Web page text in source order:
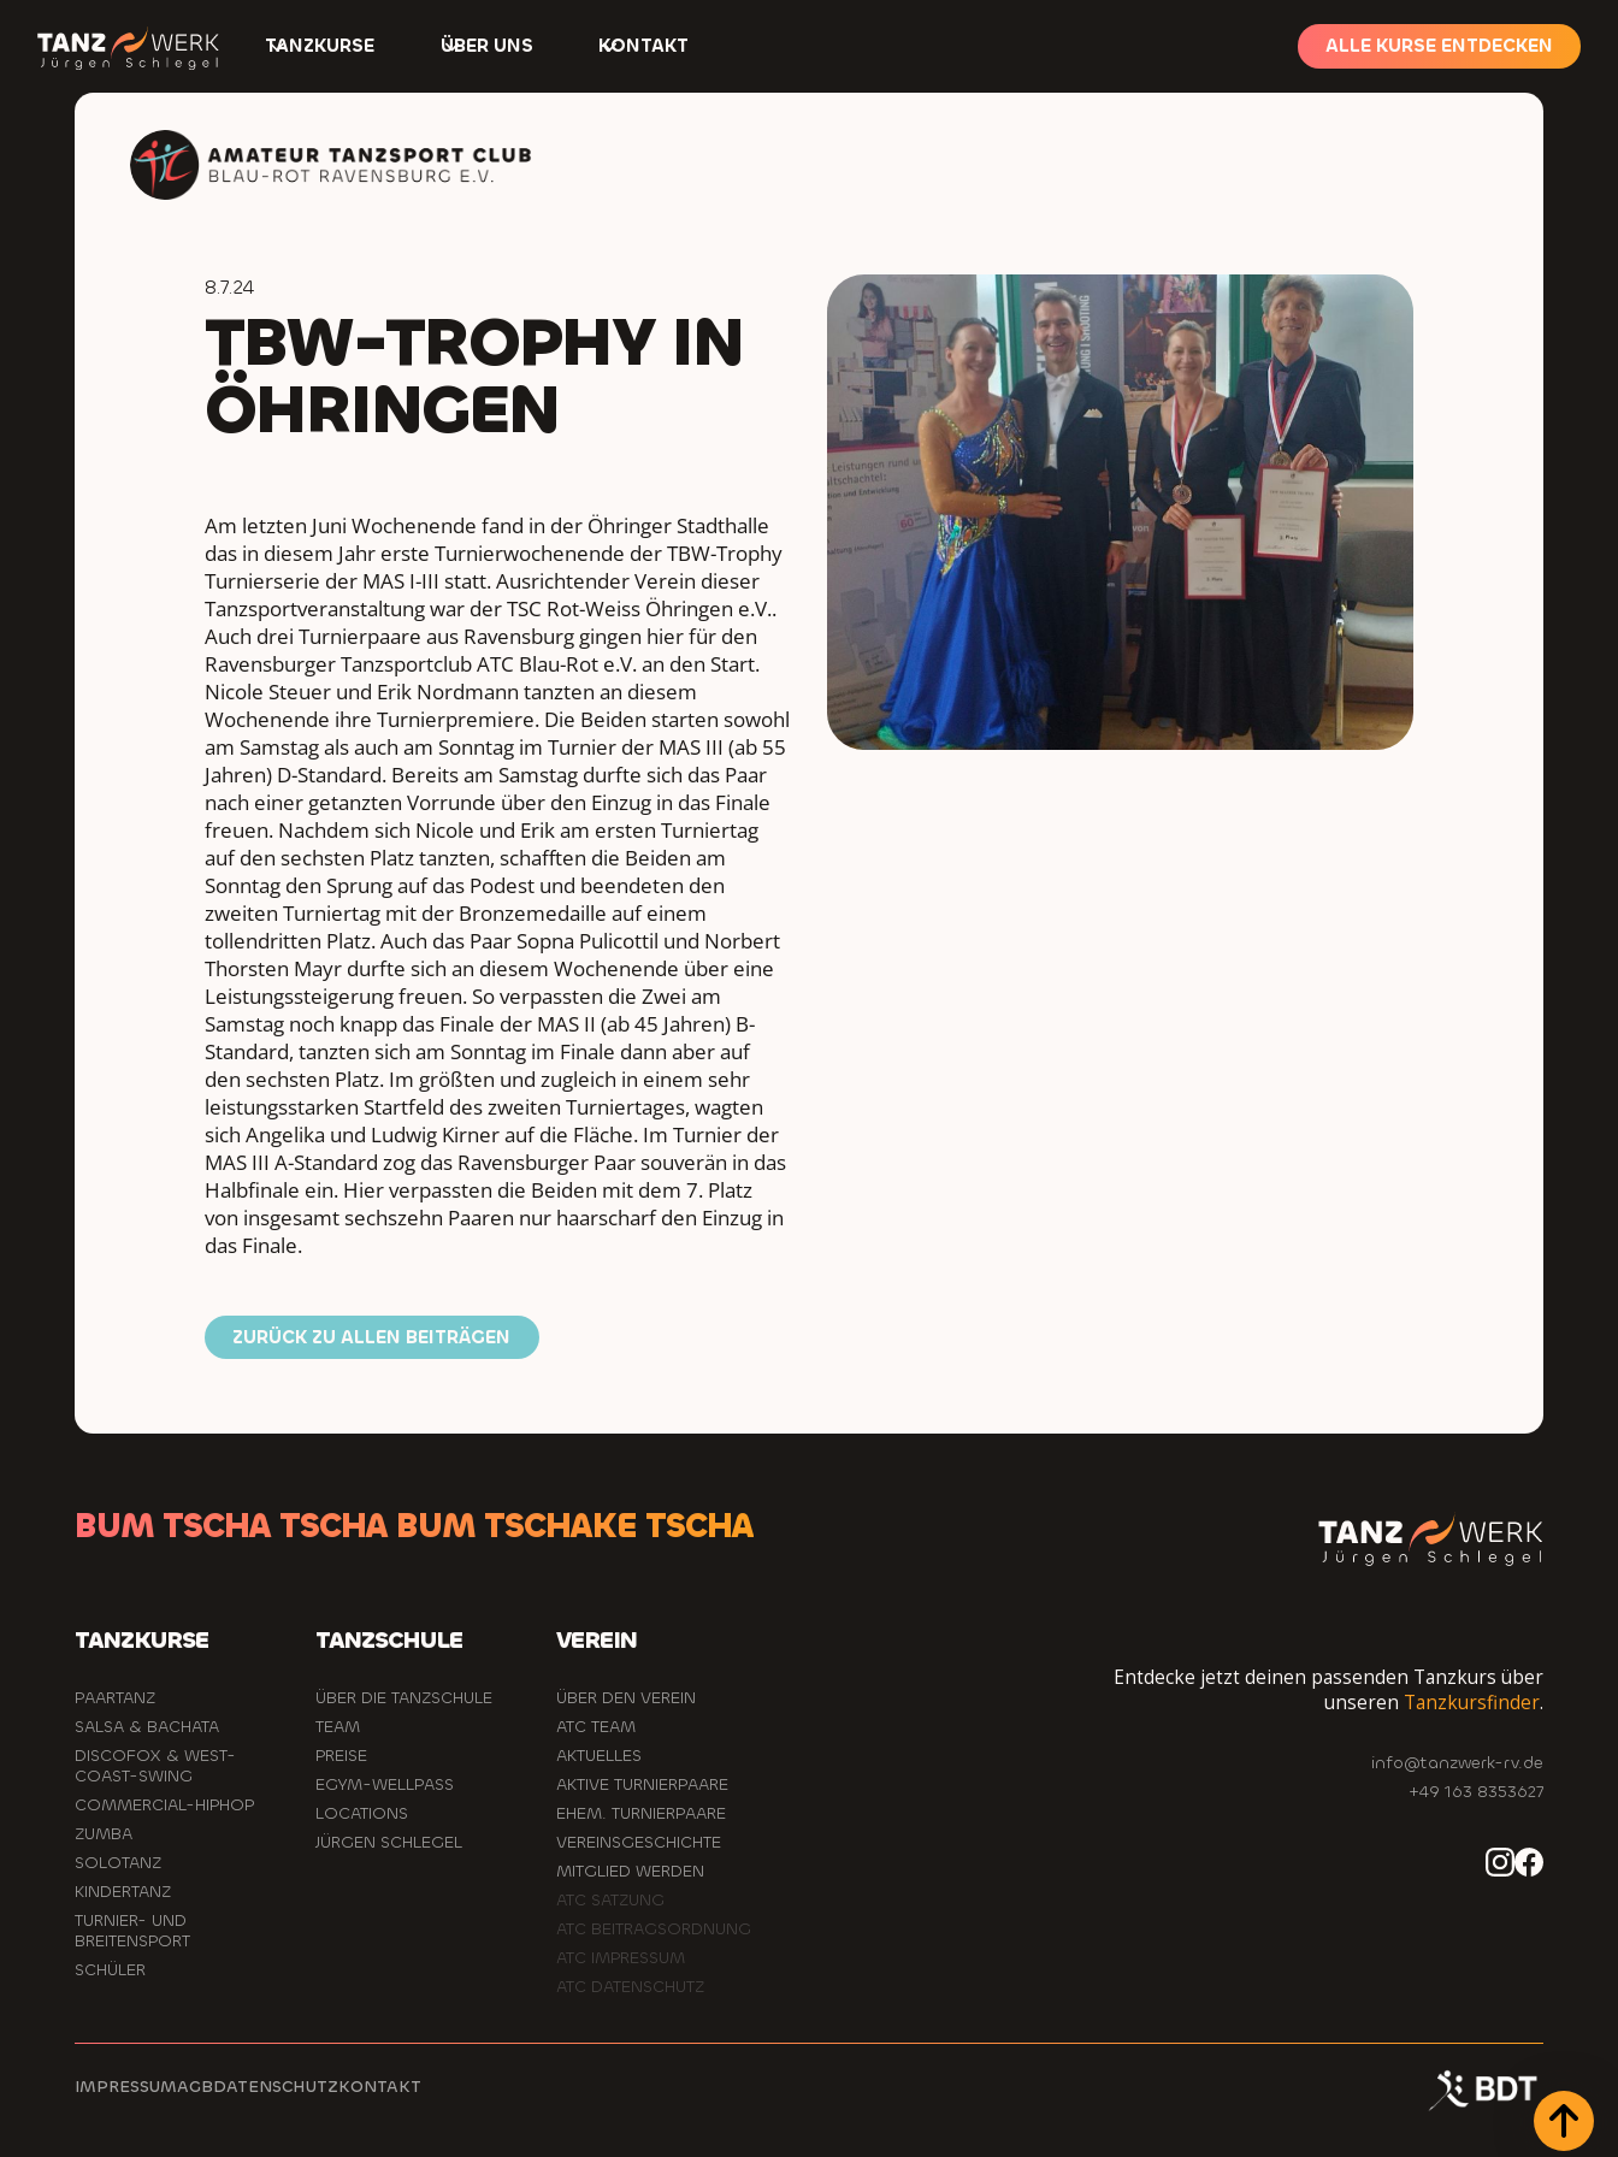
TANZKURSE ÜBER UNS KONTAKT ALLE KURSE ENTDECKEN
8.7.24
TBW-TROPHY IN
ÖHRINGEN
Am letzten Juni Wochenende fand in der Öhringer Stadthalle
das in diesem Jahr erste Turnierwochenende der TBW-Trophy
Turnierserie der MAS I-III statt. Ausrichtender Verein dieser
Tanzsportveranstaltung war der TSC Rot-Weiss Öhringen e.V..
Auch drei Turnierpaare aus Ravensburg gingen hier für den
Ravensburger Tanzsportclub ATC Blau-Rot e.V. an den Start.
Nicole Steuer und Erik Nordmann tanzten an diesem
Wochenende ihre Turnierpremiere. Die Beiden starten sowohl
am Samstag als auch am Sonntag im Turnier der MAS III (ab 55
Jahren) D-Standard. Bereits am Samstag durfte sich das Paar
nach einer getanzten Vorrunde über den Einzug in das Finale
freuen. Nachdem sich Nicole und Erik am ersten Turniertag
auf den sechsten Platz tanzten, schafften die Beiden am
Sonntag den Sprung auf das Podest und beendeten den
zweiten Turniertag mit der Bronzemedaille auf einem
tollendritten Platz. Auch das Paar Sopna Pulicottil und Norbert
Thorsten Mayr durfte sich an diesem Wochenende über eine
Leistungssteigerung freuen. So verpassten die Zwei am
Samstag noch knapp das Finale der MAS II (ab 45 Jahren) B-
Standard, tanzten sich am Sonntag im Finale dann aber auf
den sechsten Platz. Im größten und zugleich in einem sehr
leistungsstarken Startfeld des zweiten Turniertages, wagten
sich Angelika und Ludwig Kirner auf die Fläche. Im Turnier der
MAS III A-Standard zog das Ravensburger Paar souverän in das
Halbfinale ein. Hier verpassten die Beiden mit dem 7. Platz
von insgesamt sechszehn Paaren nur haarscharf den Einzug in
das Finale.
ZURÜCK ZU ALLEN BEITRÄGEN
BUM TSCHA TSCHA BUM TSCHAKE TSCHA
TANZKURSE
PAARTANZ
SALSA & BACHATA
DISCOFOX & WEST-
COAST-SWING
COMMERCIAL-HIPHOP
ZUMBA
SOLOTANZ
KINDERTANZ
TURNIER- UND
BREITENSPORT
SCHÜLER
TANZSCHULE
ÜBER DIE TANZSCHULE
TEAM
PREISE
EGYM-WELLPASS
LOCATIONS
JÜRGEN SCHLEGEL
VEREIN
ÜBER DEN VEREIN
ATC TEAM
AKTUELLES
AKTIVE TURNIERPAARE
EHEM. TURNIERPAARE
VEREINSGESCHICHTE
MITGLIED WERDEN
ATC SATZUNG
ATC BEITRAGSORDNUNG
ATC IMPRESSUM
ATC DATENSCHUTZ
Entdecke jetzt deinen passenden Tanzkurs über
unseren Tanzkursfinder.
info@tanzwerk-rv.de
+49 163 8353627
IMPRESSUMAGBDATENSCHUTZKONTAKT